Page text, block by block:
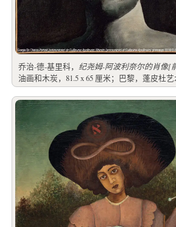
乔治-德-基里科， 纪尧姆-阿波利奈尔的肖像[
油画和木炭，81.5 x 65 厘米；巴黎，蓬皮杜艺